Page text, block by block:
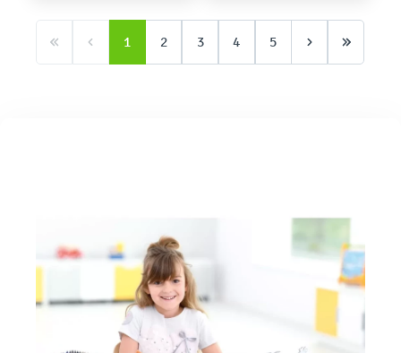
1 2 3 4 5